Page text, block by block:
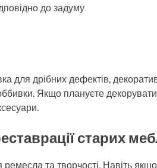
до задуму
для дрібних дефектів,
Якщо плануєте
старих
та творчості. Навіть